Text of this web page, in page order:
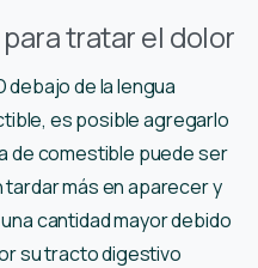
tratar el dolor
debajo de la lengua
es posible agregarlo
de comestible puede ser
más en aparecer y
cantidad mayor debido
su tracto digestivo